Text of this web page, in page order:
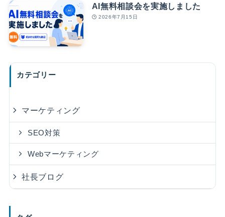
AI無料相談会を実施しました
2026年7月15日
カテゴリー
マーケティング
SEO対策
Webマーケティング
社長ブログ